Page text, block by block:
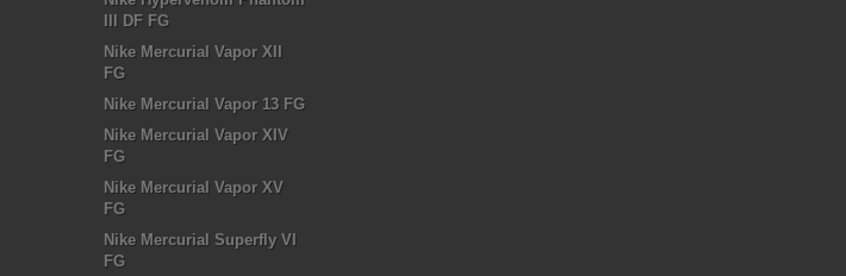
III DF FG
Nike Mercurial Vapor XII
FG
Nike Mercurial Vapor 13 FG
Nike Mercurial Vapor XIV
FG
Nike Mercurial Vapor XV
FG
Nike Mercurial Superfly VI
FG